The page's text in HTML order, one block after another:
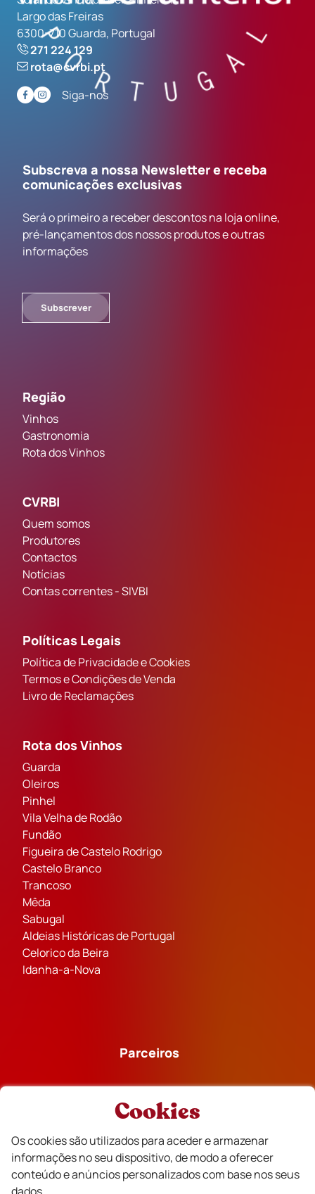
Largo das Freiras
6300-710 Guarda, Portugal
271 224 129
rota@cvrbi.pt
Siga-nos
Subscreva a nossa Newsletter e receba
comunicações exclusivas
Será o primeiro a receber descontos na loja online,
pré-lançamentos dos nossos produtos e outras
informações
Subscrever
Região
Vinhos
Gastronomia
Rota dos Vinhos
CVRBI
Quem somos
Produtores
Contactos
Notícias
Contas correntes - SIVBI
Políticas Legais
Política de Privacidade e Cookies
Termos e Condições de Venda
Livro de Reclamações
Rota dos Vinhos
Guarda
Oleiros
Pinhel
Vila Velha de Rodão
Fundão
Figueira de Castelo Rodrigo
Castelo Branco
Trancoso
Mêda
Sabugal
Aldeias Históricas de Portugal
Celorico da Beira
Idanha-a-Nova
Parceiros
Financiado
Cookies
Os cookies são utilizados para aceder e armazenar
informações no seu dispositivo, de modo a oferecer
conteúdo e anúncios personalizados com base nos seus